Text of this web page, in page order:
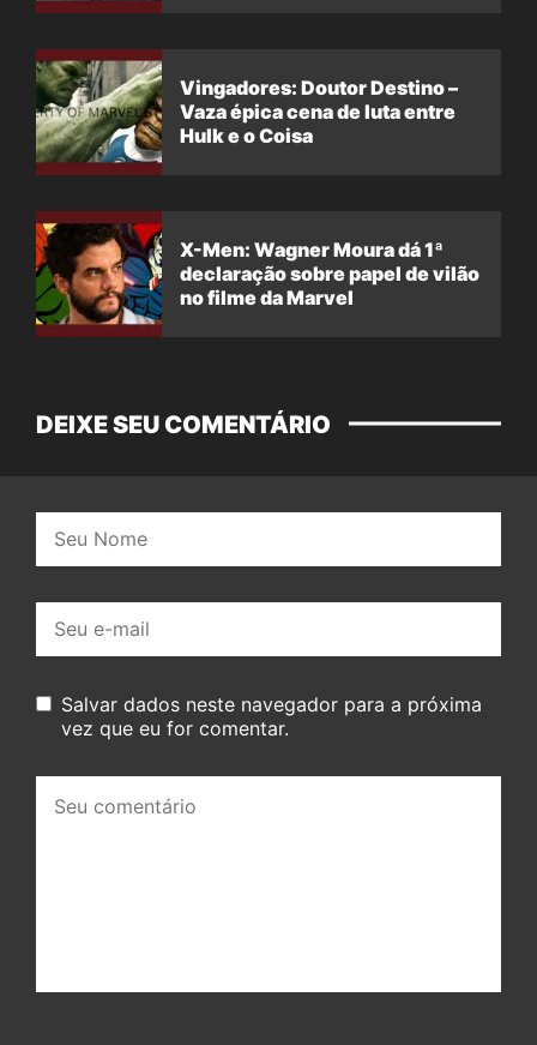
Vingadores: Doutor Destino –
Vaza épica cena de luta entre
Hulk e o Coisa
X-Men: Wagner Moura dá 1ª
declaração sobre papel de vilão
no filme da Marvel
DEIXE SEU COMENTÁRIO
mail:
Salvar dados neste navegador para a próxima
vez que eu for comentar.
comentário: